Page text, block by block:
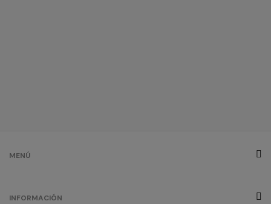
MENÚ
INFORMACIÓN